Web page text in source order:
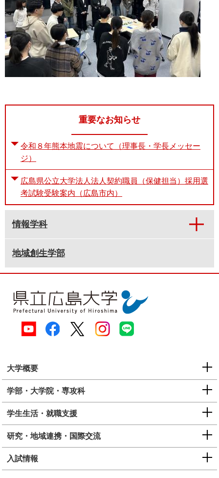
重要なお知らせ
令和８年熊本地震について（理事長・学長メッセー
ジ）
広島県公立大学法人法人契約職員（保健担当）採用選
考試験受験案内（広島市内）
情報学科
地域創生学部
大学概要
学部・大学院・専攻科
学生生活・就職支援
研究・地域連携・国際交流
入試情報